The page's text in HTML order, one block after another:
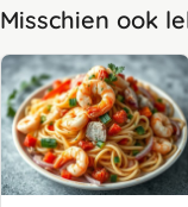
Misschien ook